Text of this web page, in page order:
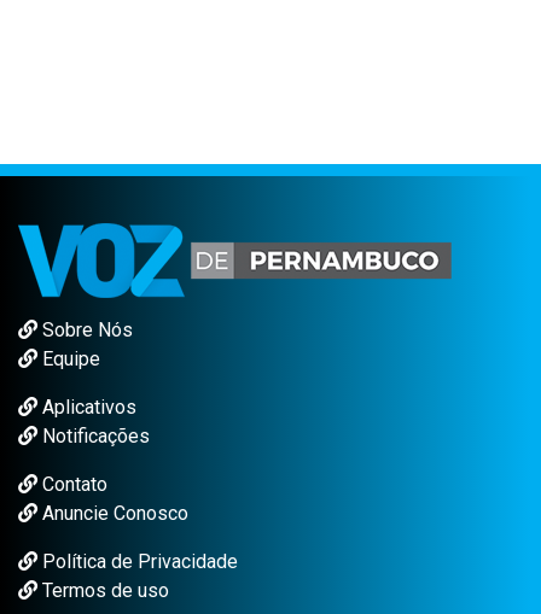
Sobre Nós
Equipe
Aplicativos
Notificações
Contato
Anuncie Conosco
Política de Privacidade
Termos de uso